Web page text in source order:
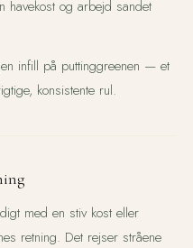
havekost og arbejd sandet
infill på puttinggreenen — et
konsistente rul.
med en stiv kost eller
retning. Det rejser stråene